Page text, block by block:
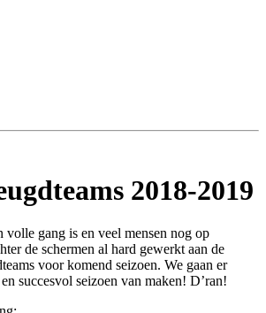
2018-2019
gang is en veel mensen nog op
de schermen al hard gewerkt aan de
voor komend seizoen. We gaan er
succesvol seizoen van maken! D’ran!